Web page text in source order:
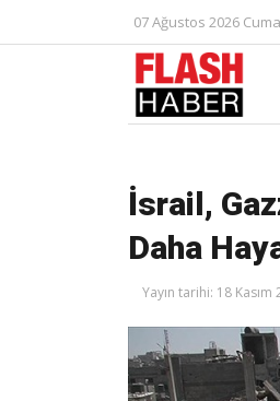
07 Ağustos 2026 Cuma
İsrail,
Daha
Yayın tarihi: 18